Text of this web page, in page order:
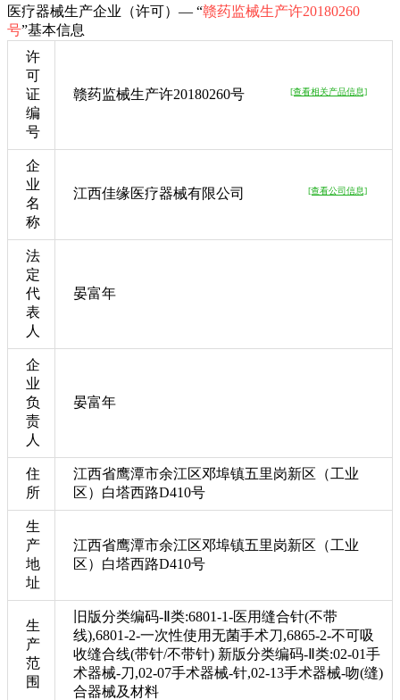
医疗器械生产企业（许可）— “赣药监械生产许20180260
号”基本信息
许
可
证
编
号
赣药监械生产许20180260号 [查看相关产品信息]
企
业
名
称
江西佳缘医疗器械有限公司 [查看公司信息]
法
定
代
表
人
晏富年
企
业
负
责
人
晏富年
住
所
江西省鹰潭市余江区邓埠镇五里岗新区（工业
区）白塔西路D410号
生
产
地
址
江西省鹰潭市余江区邓埠镇五里岗新区（工业
区）白塔西路D410号
生
产
范
围
旧版分类编码-Ⅱ类:6801-1-医用缝合针(不带
线),6801-2-一次性使用无菌手术刀,6865-2-不可吸
收缝合线(带针/不带针) 新版分类编码-Ⅱ类:02-01手
术器械-刀,02-07手术器械-针,02-13手术器械-吻(缝)
合器械及材料